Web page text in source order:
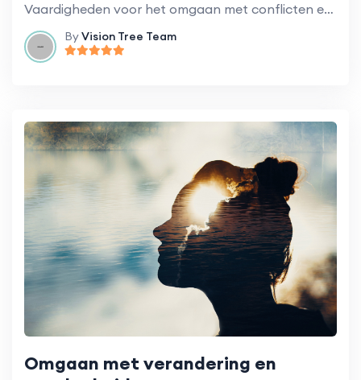
Vaardigheden voor het omgaan met conflicten en het bevorderen van positieve werkrelaties.
ByVision Tree Team
Omgaan met verandering en